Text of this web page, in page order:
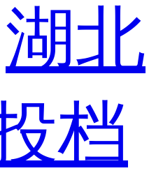
湖北
档